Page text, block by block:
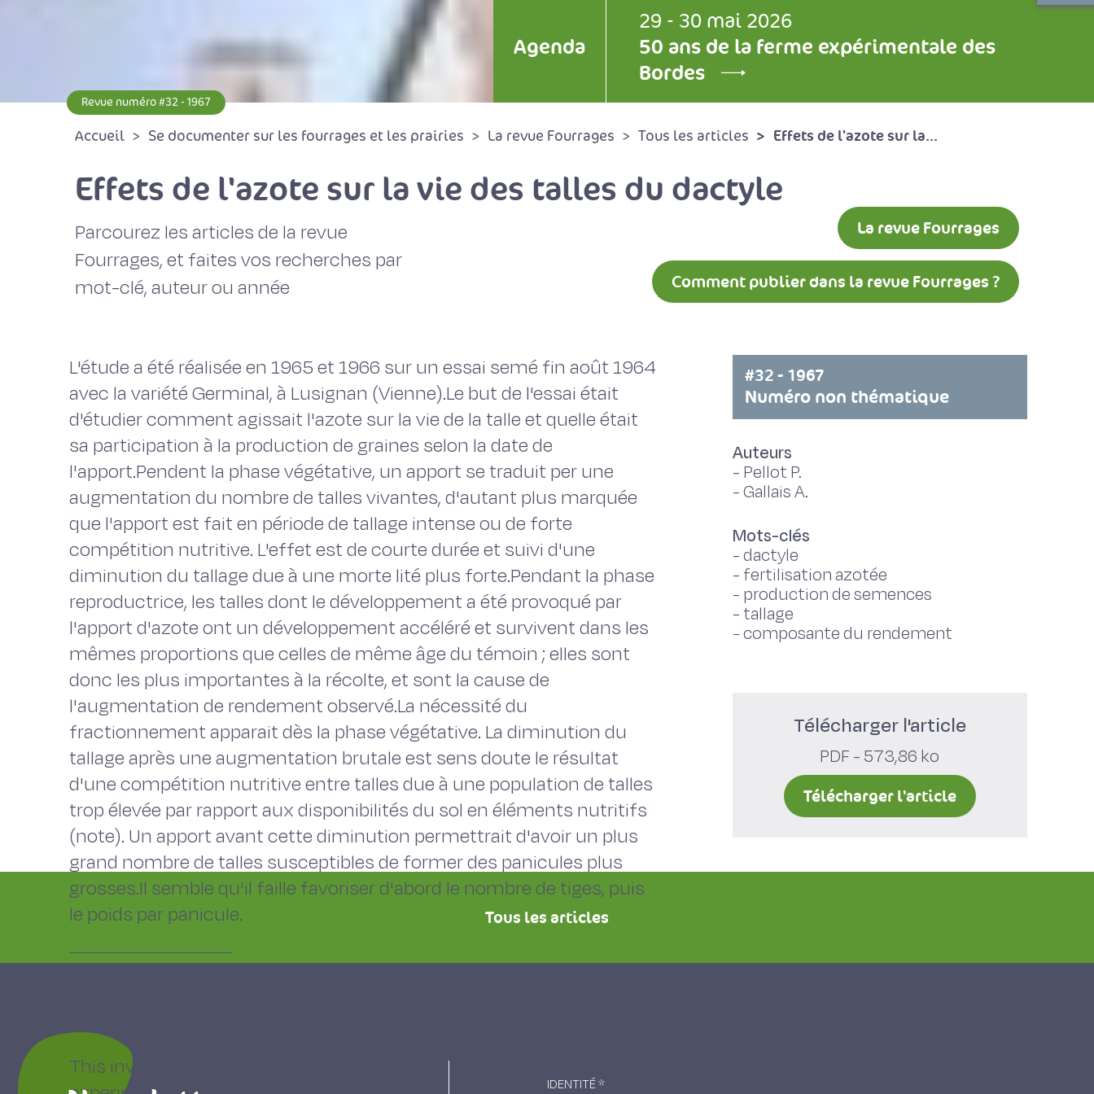
Agenda
29 - 30 mai 2026
50 ans de la ferme expérimentale des
Bordes
Revue numéro #32 - 1967
Accueil Se documenter sur les fourrages et les prairies La revue Fourrages Tous les articles Effets de l'azote sur la...
Effets de l'azote sur la vie des talles du dactyle
Parcourez les articles de la revue
Fourrages, et faites vos recherches par
mot-clé, auteur ou année
La revue Fourrages
Comment publier dans la revue Fourrages ?
L'étude a été réalisée en 1965 et 1966 sur un essai semé fin août 1964
avec la variété Germinal, à Lusignan (Vienne).Le but de l'essai était
d'étudier comment agissait l'azote sur la vie de la talle et quelle était
sa participation à la production de graines selon la date de
l'apport.Pendent la phase végétative, un apport se traduit per une
augmentation du nombre de talles vivantes, d'autant plus marquée
que l'apport est fait en période de tallage intense ou de forte
compétition nutritive. L'effet est de courte durée et suivi d'une
diminution du tallage due à une morte lité plus forte.Pendant la phase
reproductrice, les talles dont le développement a été provoqué par
l'apport d'azote ont un développement accéléré et survivent dans les
mêmes proportions que celles de même âge du témoin ; elles sont
donc les plus importantes à la récolte, et sont la cause de
l'augmentation de rendement observé.La nécessité du
fractionnement apparait dès la phase végétative. La diminution du
tallage après une augmentation brutale est sens doute le résultat
d'une compétition nutritive entre talles due à une population de talles
trop élevée par rapport aux disponibilités du sol en éléments nutritifs
(note). Un apport avant cette diminution permettrait d'avoir un plus
grand nombre de talles susceptibles de former des panicules plus
grosses.Il semble qu'il faille favoriser d'abord le nombre de tiges, puis
le poids par panicule.
This investigation was carried out in 1965 and 1966 on an
#32 - 1967
Numéro non thématique
Auteurs
- Pellot P.
-Gallais A.
Mots-clés
-dactyle
- fertilisation azotée
- production de semences
- tallage
-composante du rendement
Télécharger l'article
PDF - 573,86 ko
Télécharger l'article
Tous les articles
IDENTITÉ*